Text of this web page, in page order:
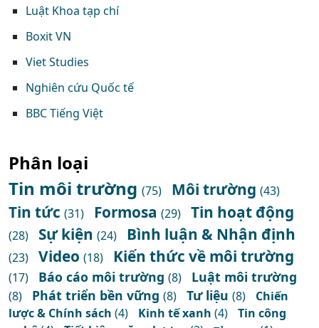
Luật Khoa tạp chí
Boxit VN
Viet Studies
Nghiên cứu Quốc tế
BBC Tiếng Việt
Phân loại
Tin môi trường (75) Môi trường (43)
Tin tức (31) Formosa (29) Tin hoạt động
(28) Sự kiện (24) Bình luận & Nhận định
(23) Video (18) Kiến thức về môi trường
(17) Báo cáo môi trường (8) Luật môi trường
(8) Phát triển bền vững (8) Tư liệu (8)
Chiến
lược & Chính sách (4) Kinh tế xanh (4)
Tin công